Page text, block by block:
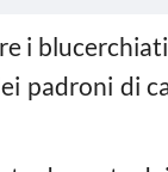
i
padroni di